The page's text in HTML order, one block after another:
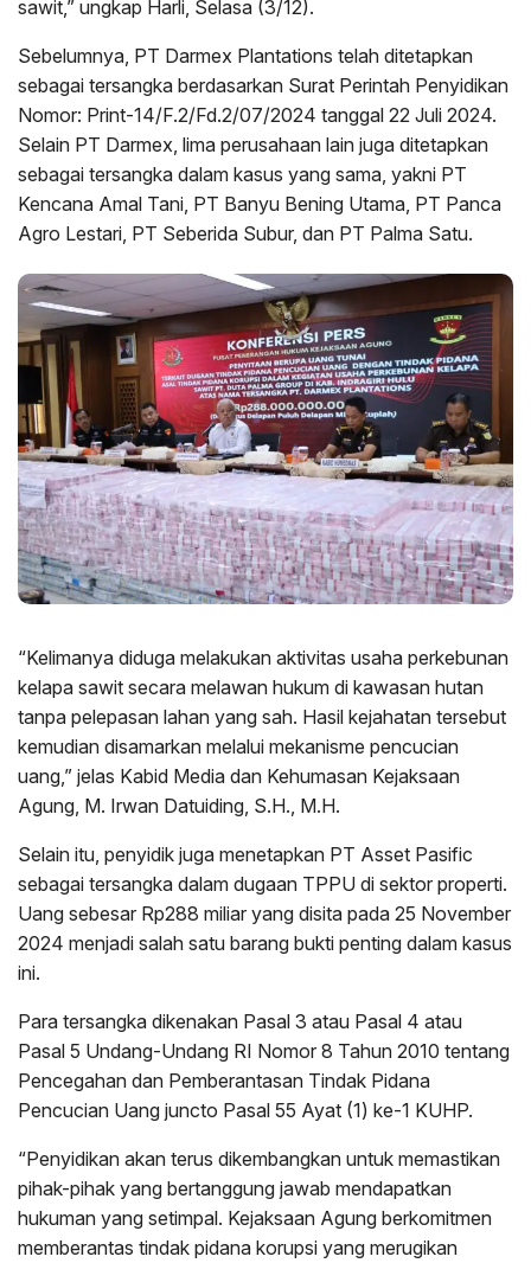
sawit,” ungkap Harli, Selasa (3/12).
Sebelumnya, PT Darmex Plantations telah ditetapkan
sebagai tersangka berdasarkan Surat Perintah Penyidikan
Nomor: Print-14/F.2/Fd.2/07/2024 tanggal 22 Juli 2024.
Selain PT Darmex, lima perusahaan lain juga ditetapkan
sebagai tersangka dalam kasus yang sama, yakni PT
Kencana Amal Tani, PT Banyu Bening Utama, PT Panca
Agro Lestari, PT Seberida Subur, dan PT Palma Satu.
“Kelimanya diduga melakukan aktivitas usaha perkebunan
kelapa sawit secara melawan hukum di kawasan hutan
tanpa pelepasan lahan yang sah. Hasil kejahatan tersebut
kemudian disamarkan melalui mekanisme pencucian
uang,” jelas Kabid Media dan Kehumasan Kejaksaan
Agung, M. Irwan Datuiding, S.H., M.H.
Selain itu, penyidik juga menetapkan PT Asset Pasific
sebagai tersangka dalam dugaan TPPU di sektor properti.
Uang sebesar Rp288 miliar yang disita pada 25 November
2024 menjadi salah satu barang bukti penting dalam kasus
ini.
Para tersangka dikenakan Pasal 3 atau Pasal 4 atau
Pasal 5 Undang-Undang RI Nomor 8 Tahun 2010 tentang
Pencegahan dan Pemberantasan Tindak Pidana
Pencucian Uang juncto Pasal 55 Ayat (1) ke-1 KUHP.
“Penyidikan akan terus dikembangkan untuk memastikan
pihak-pihak yang bertanggung jawab mendapatkan
hukuman yang setimpal. Kejaksaan Agung berkomitmen
memberantas tindak pidana korupsi yang merugikan